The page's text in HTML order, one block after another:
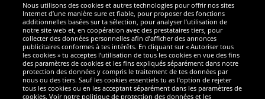
Sécurité
Nous sommes excellents
Nous utilisons des cookies et autres technologies pour offrir nos sites
Internet d’une manière sure et fiable, pour proposer des fonctions
additionnelles basées sur ta sélection, pour analyser l’utilisation de
notre site web et, en coopération avec des prestataires tiers, pour
collecter des données personnelles afin d’afficher des annonces
publicitaires conformes à tes intérêts. En cliquant sur « Autoriser tous
les cookies » tu acceptes l’utilisation de tous les cookies en vue des fins
des paramètres de cookies et les fins expliqués séparément dans notre
protection des données y compris le traitement de tes données par
nous ou des tiers. Sauf les cookies essentiels tu as l’option de rejeter
tous les cookies ou en les acceptant séparément dans les paramètres de
cookies. Voir notre politique de protection des données et les